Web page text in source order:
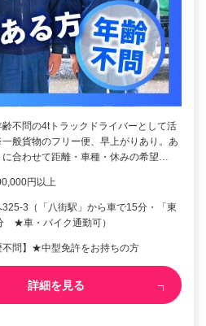
不問の4tトラックドライバーとして活
般貨物のフリー便、早上がりあり。あ
合わせて距離・車種・休みの希望…
円以上
3（「八街駅」から車で15分・「東
★車・バイク通勤可）
不問】★中型免許をお持ちの方
詳細を見る